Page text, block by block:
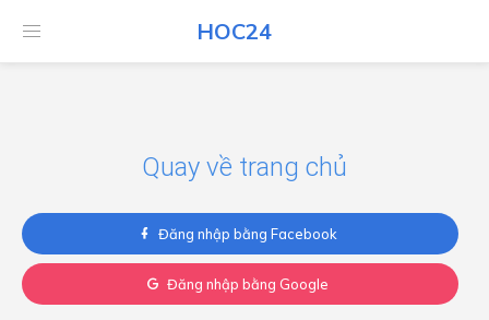
HOC24
HOC24
Quay về trang chủ
Đăng nhập bằng Facebook
Đăng nhập bằng Google